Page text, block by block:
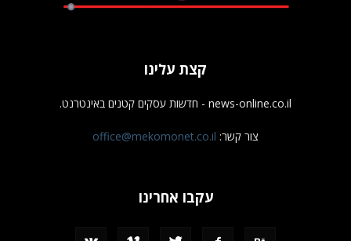
קצת עלינו
news-online.co.il - חדשות עסקים קטנים באינטרנט.
צור קשר: office@mekomonet.co.il
עקבו אחרינו